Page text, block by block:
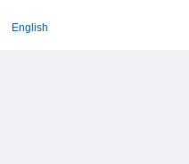
English